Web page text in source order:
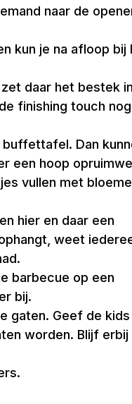
naar de
kun je na afloop bij
daar het bestek
finishing touch
Dan
een hoop
vullen met
hier en daar een
weet
barbecue op een
bij.
gaten. Geef de kids
worden. Blijf erbij